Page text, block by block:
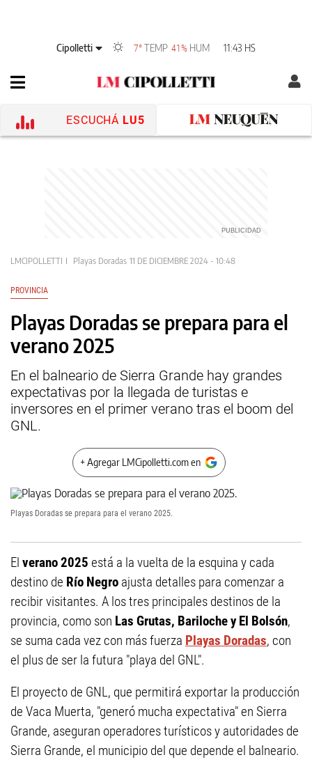
Cipolletti 7°TEMP 41% HUM 11:43 HS
ESCUCHÁ LU5
LMCIPOLLETTI Playas Doradas 11 DE DICIEMBRE 2024 - 10:48
PROVINCIA
Playas Doradas se prepara para el
verano 2025
En el balneario de Sierra Grande hay grandes
expectativas por la llegada de turistas e
inversores en el primer verano tras el boom del
GNL.
+ Agregar LMCipolletti.com en
Playas Doradas se prepara para el verano 2025.
El verano 2025 está a la vuelta de la esquina y cada
destino de Río Negro ajusta detalles para comenzar a
recibir visitantes. A los tres principales destinos de la
provincia, como son Las Grutas, Bariloche y El Bolsón,
se suma cada vez con más fuerza Playas Doradas, con
el plus de ser la futura "playa del GNL".
El proyecto de GNL, que permitirá exportar la producción
de Vaca Muerta, "generó mucha expectativa" en Sierra
Grande, aseguran operadores turísticos y autoridades de
Sierra Grande, el municipio del que depende el balneario.